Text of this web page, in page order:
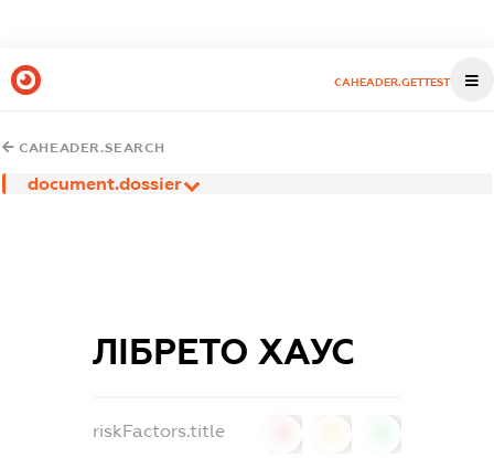
CAHEADER.GETTEST
CAHEADER.SEARCH
document.dossier
ЛІБРЕТО ХАУС
riskFactors.title